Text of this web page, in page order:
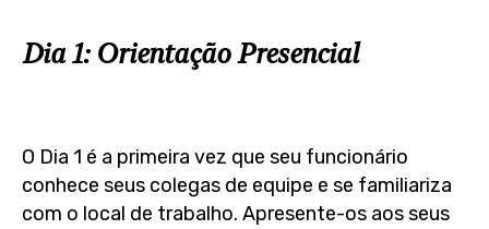
Dia 1: Orientação Presencial
O Dia 1 é a primeira vez que seu funcionário
conhece seus colegas de equipe e se familiariza
com o local de trabalho. Apresente-os aos seus